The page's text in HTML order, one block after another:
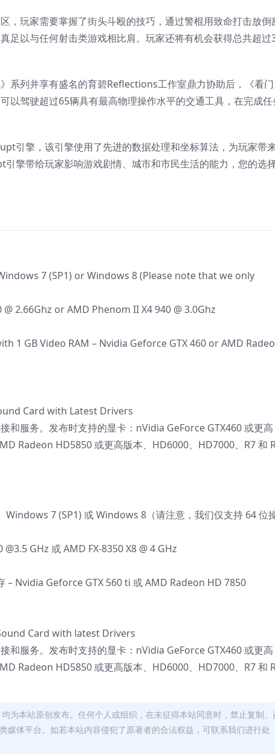
，玩家需要掌握了街头斗殴的技巧，通过警棍用致命打击放倒
以与任何射击类游戏相比肩。玩家还将有机会获得总共超过
系列并享有盛名的育碧Reflections工作室鼎力协助后，《看门
以驾驶超过65辆具有最高物理操作水平的交通工具，在完成任
引擎，该引擎使用了先进的数据处理和坐标算法，为玩家带
擎带给玩家影响游戏剧情、城市和市民生活的能力，您的选
7 (SP1) or Windows 8 (Please note that we only
2.66Ghz or AMD Phenom II X4 940 @ 3.0Ghz
1 GB Video RAM – Nvidia Geforce GTX 460 or AMD
Card with Latest Drivers
和服务。发布时支持的显卡：nVidia GeForce GTX460 或更高
Radeon HD5850 或更高版本、HD6000、HD7000、R7 和
Windows 7 (SP1) 或 Windows 8（请注意，我们仅支持 64 位
GHz 或 AMD FX-8350 X8 @ 4 GHz
– Nvidia Geforce GTX 560 ti 或 AMD Radeon HD 7850
Card with latest Drivers
和服务。发布时支持的显卡：nVidia GeForce GTX460 或更高
Radeon HD5850 或更高版本、HD6000、HD7000、R7 和
为本站原创发布。任何个人或组织，在未征得本站同意时，禁止复制、
媒体平台。如若本站内容侵犯了原著者的合法权益，可联系我们进行处